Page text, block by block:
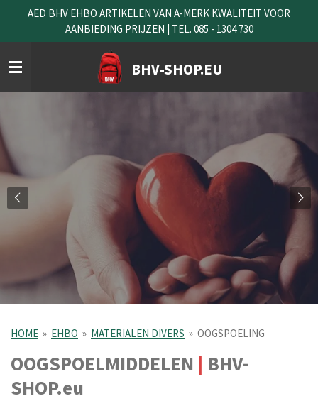
naar
de
hoofdinhoud
BHV-SHOP.EU
AED BHV EHBO ARTIKELEN VAN A-MERK KWALITEIT VOOR
AANBIEDING PRIJZEN | TEL. 085 - 1304 730
HOME » EHBO » MATERIALEN DIVERS » OOGSPOELING
OOGSPOELMIDDELEN | BHV-
SHOP.eu